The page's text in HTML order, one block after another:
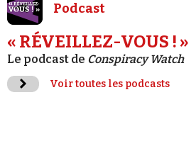
Podcast
« RÉVEILLEZ-VOUS ! »
Le podcast de Conspiracy Watch
Voir toutes les podcasts